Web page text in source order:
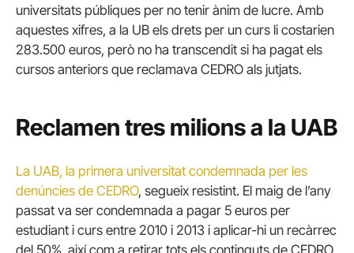
universitats públiques per no tenir ànim de lucre. Amb
aquestes xifres, a la UB els drets per un curs li costarien
283.500 euros, però no ha transcendit si ha pagat els
cursos anteriors que reclamava CEDRO als jutjats.
Reclamen tres milions a la UAB
La UAB, la primera universitat condemnada per les
denúncies de CEDRO, segueix resistint. El maig de l’any
passat va ser condemnada a pagar 5 euros per
estudiant i curs entre 2010 i 2013 i aplicar-hi un recàrrec